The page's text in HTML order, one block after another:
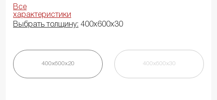
Все
характеристики
Выбрать толщину: 400х600х30
400х600х20 400х600х30